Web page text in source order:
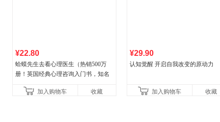
¥22.80
蛤蟆先生去看心理医生（热销500万
册！英国经典心理咨询入门书，知名
加入购物车
收藏
¥29.90
认知觉醒 开启自我改变的原动力
加入购物车 收藏